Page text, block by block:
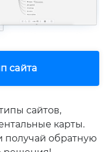
сайта
сайтов,
карты.
получай обратную